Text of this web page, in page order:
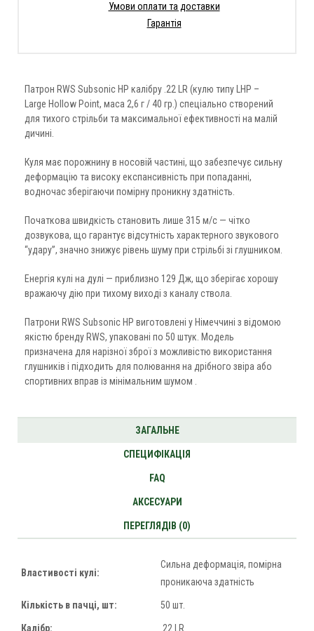
Патрон RWS Subsonic HP калібру .22 LR (кулю типу LHP –
Large Hollow Point, маса 2,6 г / 40 гр.) спеціально створений
для тихого стрільби та максимальної ефективності на малій
дичині.
Куля має порожнину в носовій частині, що забезпечує сильну
деформацію та високу експансивність при попаданні,
водночас зберігаючи помірну проникну здатність.
Початкова швидкість становить лише 315 м/с — чітко
дозвукова, що гарантує відсутність характерного звукового
“удару”, значно знижує рівень шуму при стрільбі зі глушником.
Енергія кулі на дулі — приблизно 129 Дж, що зберігає хорошу
вражаючу дію при тихому виході з каналу ствола.
Патрони RWS Subsonic HP виготовлені у Німеччині з відомою
якістю бренду RWS, упаковані по 50 штук. Модель
призначена для нарізної зброї з можливістю використання
глушників і підходить для полювання на дрібного звіра або
спортивних вправ із мінімальним шумом .
Умови оплати та доставки
Гарантія
ЗАГАЛЬНЕ
СПЕЦИФІКАЦІЯ
FAQ
АКСЕСУАРИ
ПЕРЕГЛЯДІВ (0)
Властивості кулі:
Сильна деформація, помірна
проникаюча здатність
Кількість в пачці, шт: 50 шт.
Калібр: .22 LR